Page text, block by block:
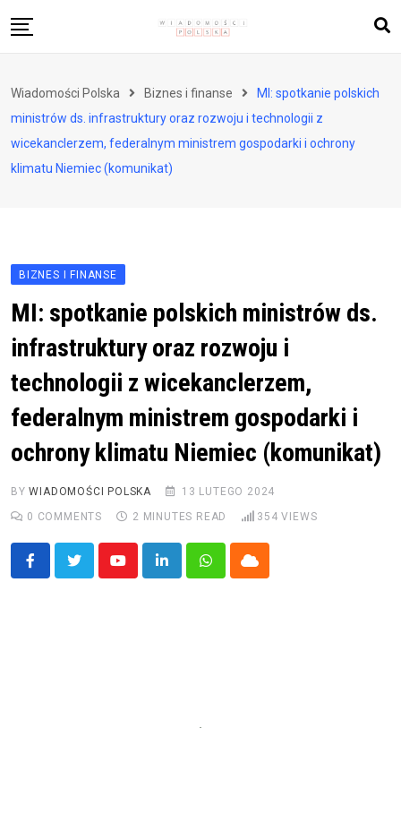
to
Zdrowie i styl życia
Polityka i społeczeństwo
Nauka i technologie
Wiadomości Polska Biznes i finanse
MI: spotkanie polskich
ministrów ds. infrastruktury oraz rozwoju i technologii z
wicekanclerzem, federalnym ministrem gospodarki i ochrony
klimatu Niemiec (komunikat)
BIZNES I FINANSE
MI: spotkanie polskich ministrów ds.
infrastruktury oraz rozwoju i
technologii z wicekanclerzem,
federalnym ministrem gospodarki i
ochrony klimatu Niemiec (komunikat)
BYWIADOMOŚCI POLSKA
13 LUTEGO 2024
0 COMMENTS 2 MINUTES READ 354 VIEWS
YoutubeLinkedInWhatsappCloud